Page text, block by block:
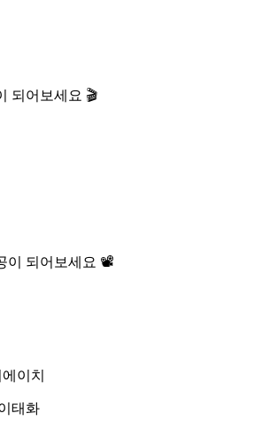
되어보세요 🎬
이 되어보세요 📽️
이치
태화